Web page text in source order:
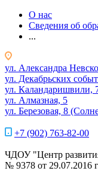
О нас
Сведения об
...
ул. Александра
ул. Декабрьских
ул. Каландаришвили,
ул. Алмазная, 5
ул. Березовая, 8
+7 (902) 763-82-00
ЧДОУ "Центр
№ 9378 от 29.07.2016